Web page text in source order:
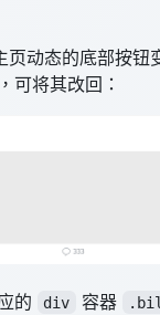
页动态的底部按钮
可将其改回：
的 div 容器